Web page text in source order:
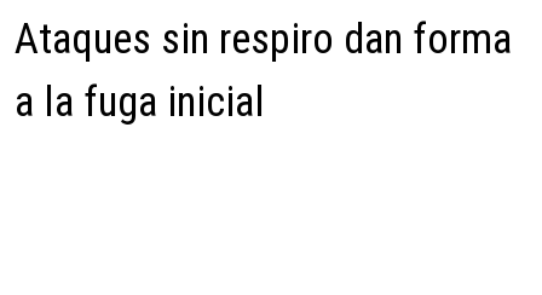
Ataques sin respiro dan forma
a la fuga inicial